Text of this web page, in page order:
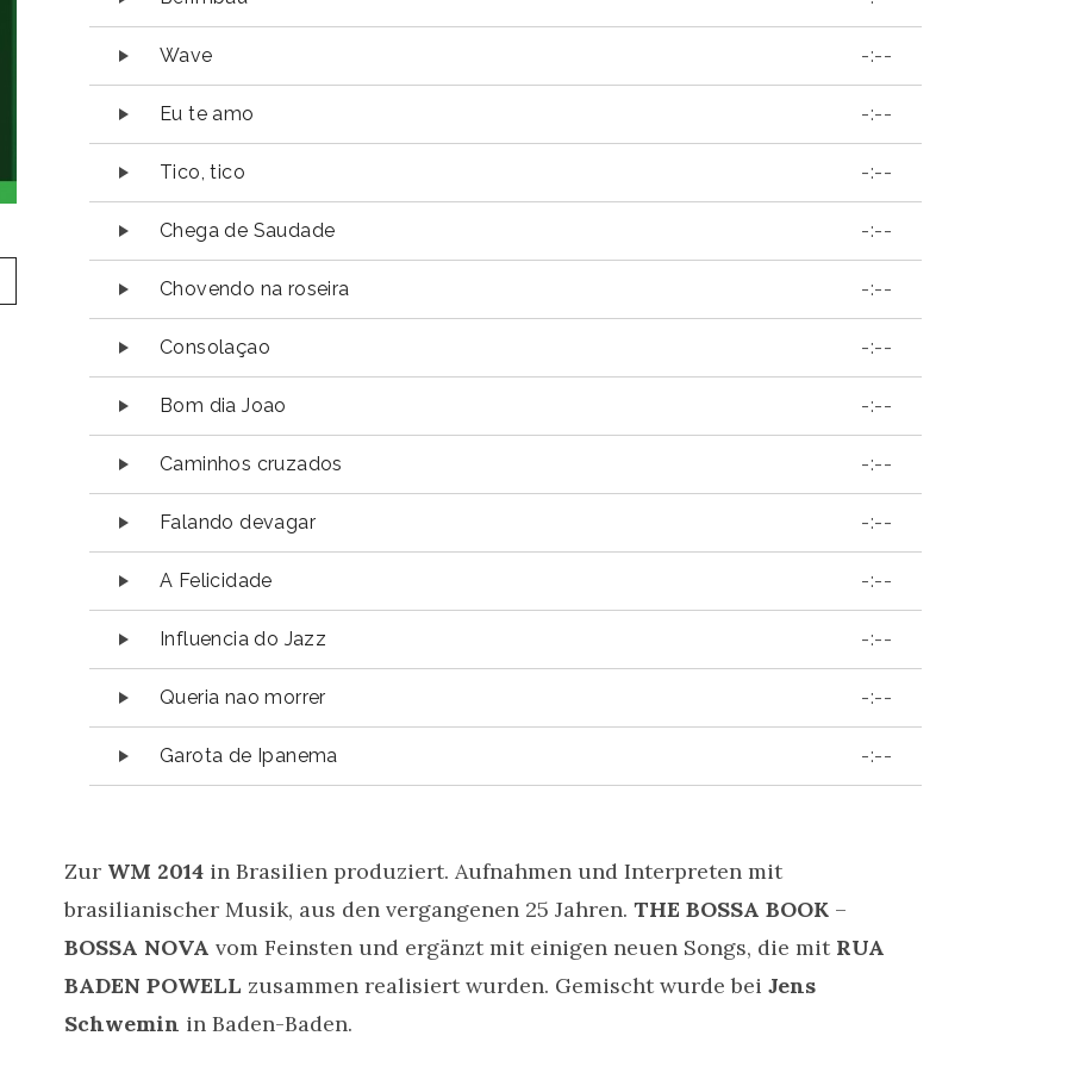
Wave -:--
Eu te amo -:--
Tico, tico -:--
Chega de Saudade -:--
Chovendo na roseira -:--
Consolaçao -:--
Bom dia Joao -:--
Caminhos cruzados -:--
Falando devagar -:--
A Felicidade -:--
Influencia do Jazz -:--
Queria nao morrer -:--
Garota de Ipanema -:--
Zur WM 2014 in Brasilien produziert. Aufnahmen und Interpreten mit
brasilianischer Musik, aus den vergangenen 25 Jahren. THE BOSSA BOOK –
BOSSA NOVA vom Feinsten und ergänzt mit einigen neuen Songs, die mit RUA
BADEN POWELL zusammen realisiert wurden. Gemischt wurde bei Jens
Schwemin in Baden-Baden.